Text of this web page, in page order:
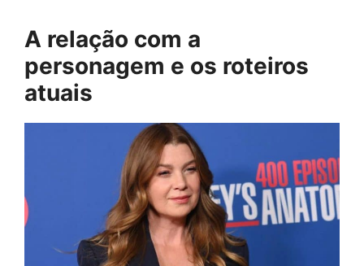
A relação com a
personagem e os roteiros
atuais